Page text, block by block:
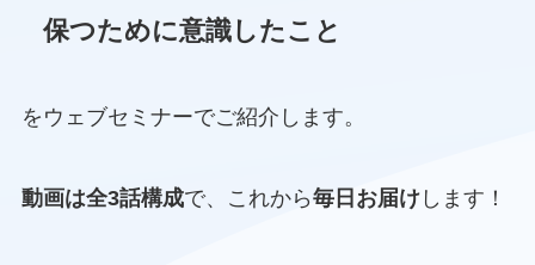
保つために意識したこと
をウェブセミナーでご紹介します。
動画は全3話構成で、これから毎日お届けします！